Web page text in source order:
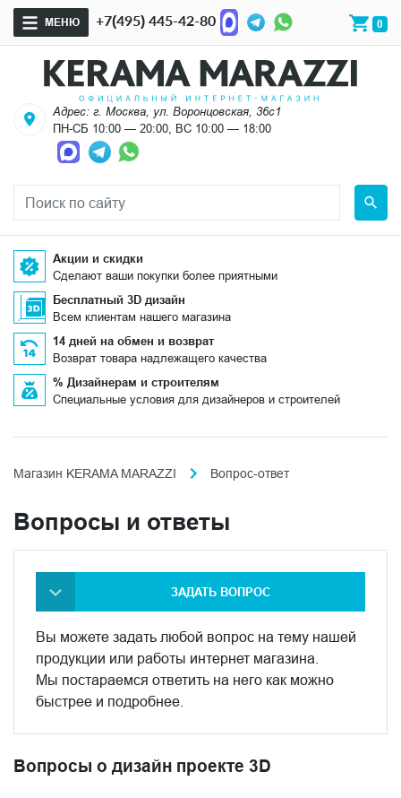
МЕНЮ +7(495) 445-42-80 0
Адрес: г. Москва, ул. Воронцовская, 36с1
ПН-СБ 10:00 — 20:00, ВС 10:00 — 18:00
Акции и скидки
Сделают ваши покупки более приятными
Бесплатный 3D дизайн
Всем клиентам нашего магазина
14 дней на обмен и возврат
Возврат товара надлежащего качества
% Дизайнерам и строителям
Специальные условия для дизайнеров и строителей
Магазин KERAMA MARAZZI Вопрос-ответ
Вопросы и ответы
ЗАДАТЬ ВОПРОС
Вы можете задать любой вопрос на тему нашей
продукции или работы интернет магазина.
Мы постараемся ответить на него как можно
быстрее и подробнее.
Вопросы о дизайн проекте 3D